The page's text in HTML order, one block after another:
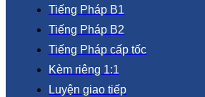
Tiếng Pháp B1
Tiếng Pháp B2
Tiếng Pháp cấp tốc
Kèm riêng 1:1
Luyện giao tiếp